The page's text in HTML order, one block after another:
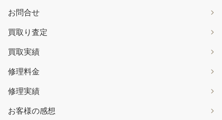
お問合せ
買取り査定
買取実績
修理料金
修理実績
お客様の感想